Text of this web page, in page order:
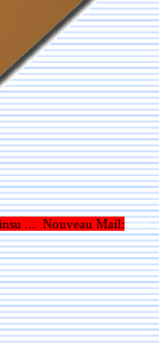
... Nouveau Mail: